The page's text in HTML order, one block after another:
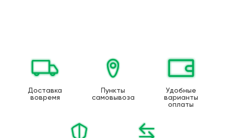
Доставка
вовремя
Пункты
самовывоза
Удобные
варианты
оплаты